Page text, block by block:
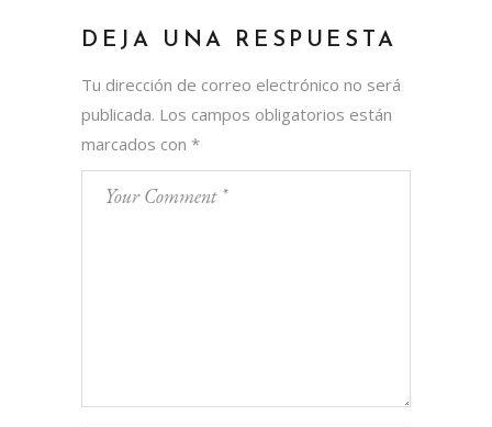
DEJA UNA RESPUESTA
Tu dirección de correo electrónico no será
publicada. Los campos obligatorios están
marcados con *